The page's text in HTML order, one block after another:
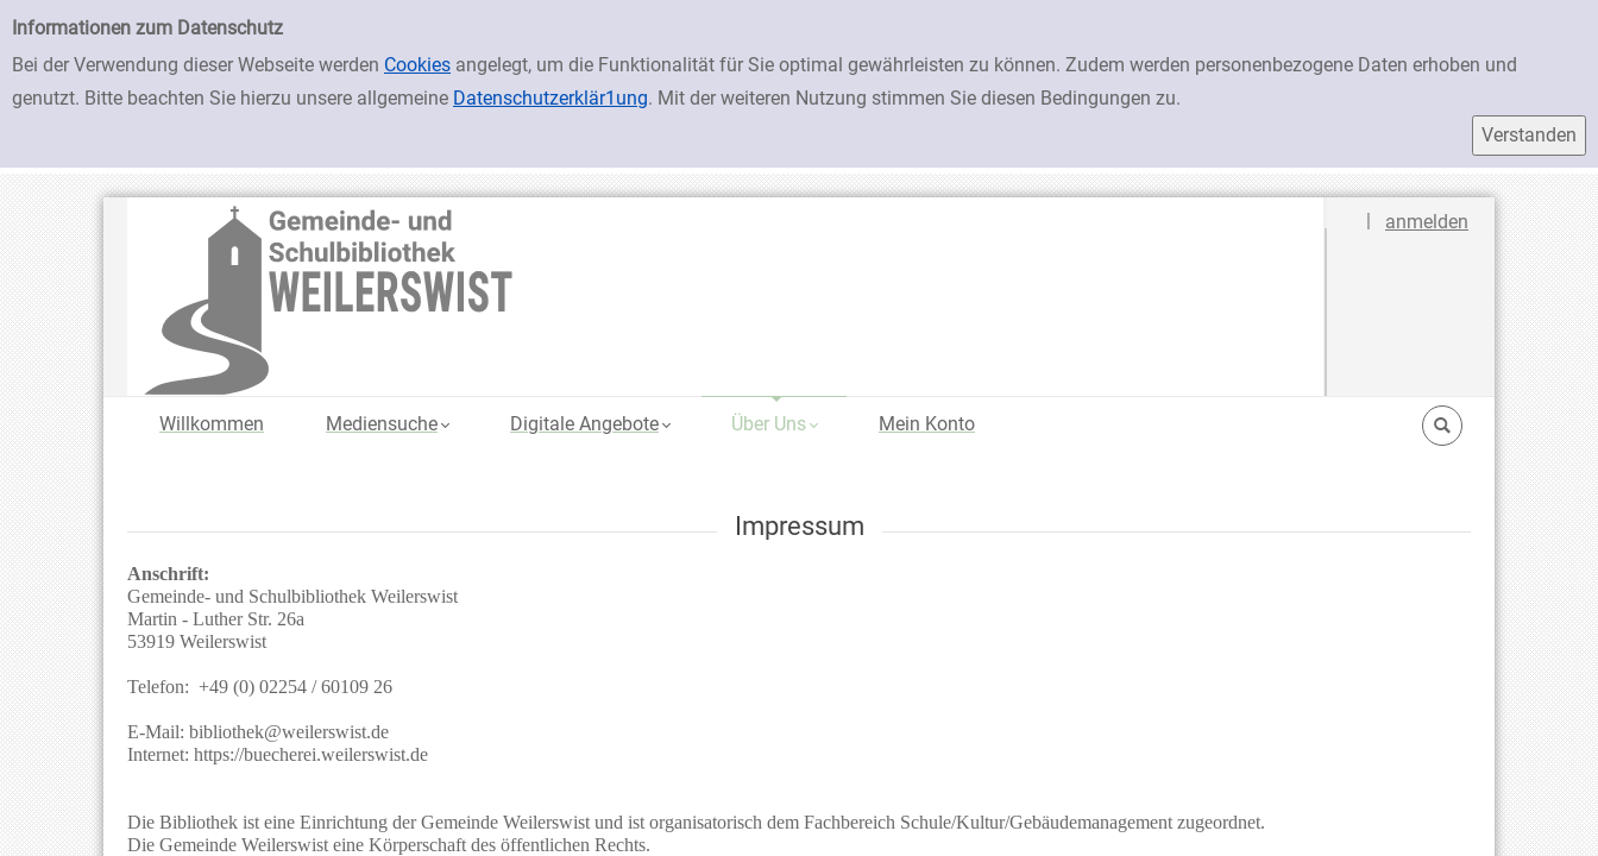
Impressum
Informationen zum Datenschutz
Bei der Verwendung dieser Webseite werden Cookies angelegt, um die Funktionalität für Sie optimal gewährleisten zu können. Zudem werden personenbezogene Daten erhoben und
genutzt. Bitte beachten Sie hierzu unsere allgemeine Datenschutzerklär1ung. Mit der weiteren Nutzung stimmen Sie diesen Bedingungen zu.
zur Navigation springen
zum Inhalt springen
Sprache auswählen
| anmelden
Willkommen Mediensuche Digitale Angebote Über Uns Mein Konto
Impressum
Anschrift:
Gemeinde- und Schulbibliothek Weilerswist
Martin - Luther Str. 26a
53919 Weilerswist
Telefon: +49 (0) 02254 / 60109 26
E-Mail: bibliothek@weilerswist.de
Internet: https://buecherei.weilerswist.de
Die Bibliothek ist eine Einrichtung der Gemeinde Weilerswist und ist organisatorisch dem Fachbereich Schule/Kultur/Gebäudemanagement zugeordnet.
Die Gemeinde Weilerswist eine Körperschaft des öffentlichen Rechts.